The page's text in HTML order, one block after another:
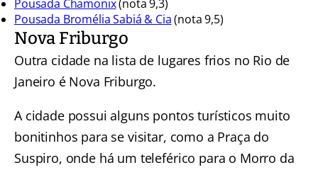
Pousada Chamonix(nota 9,3)
Pousada Bromélia Sabiá & Cia(nota 9,5)
Nova Friburgo
Outra cidade na lista de lugares frios no Rio de
Janeiro é Nova Friburgo.
A cidade possui alguns pontos turísticos muito
bonitinhos para se visitar, como a Praça do
Suspiro, onde há um teleférico para o Morro da